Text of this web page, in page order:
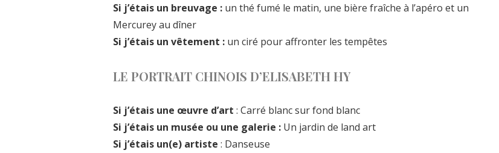
Si j’étais un breuvage : un thé fumé le matin, une bière fraîche à l’apéro et un
Mercurey au dîner
Si j’étais un vêtement : un ciré pour affronter les tempêtes
LE PORTRAIT CHINOIS D’ELISABETH HY
Si j’étais une œuvre d’art : Carré blanc sur fond blanc
Si j’étais un musée ou une galerie : Un jardin de land art
Si j’étais un(e) artiste : Danseuse